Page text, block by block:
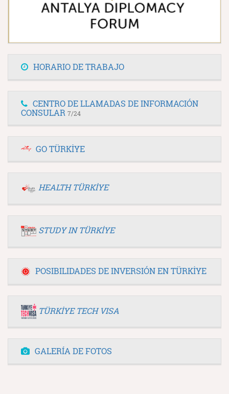
HORARIO DE TRABAJO
CENTRO DE LLAMADAS DE INFORMACIÓN
CONSULAR 7/24
GO TÜRKİYE
HEALTH TÜRKİYE
STUDY IN TÜRKİYE
POSIBILIDADES DE INVERSIÓN EN TÜRKİYE
TÜRKİYE TECH VISA
GALERÍA DE FOTOS